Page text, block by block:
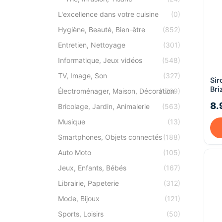
L'excellence dans votre cuisine
(0)
Hygiène, Beauté, Bien-être
(852)
Entretien, Nettoyage
(301)
Informatique, Jeux vidéos
(548)
TV, Image, Son
(327)
Électroménager, Maison, Décoration
(1269)
Bricolage, Jardin, Animalerie
(563)
Musique
(13)
Smartphones, Objets connectés(188)
Auto Moto
(105)
Jeux, Enfants, Bébés
(167)
Librairie, Papeterie
(312)
Mode, Bijoux
(121)
Sports, Loisirs
(50)